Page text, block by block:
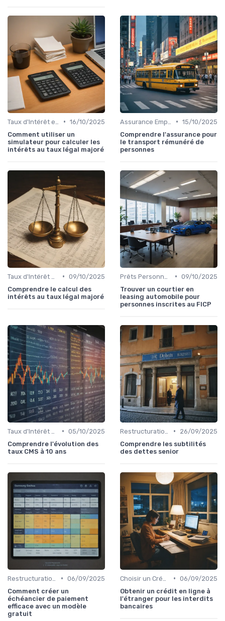
• 16/10/2025
Comment utiliser un
simulateur pour calculer les
intérêts au taux légal majoré
• 15/10/2025
Comprendre l'assurance pour
le transport rémunéré de
personnes
• 09/10/2025
Comprendre le calcul des
intérêts au taux légal majoré
• 09/10/2025
Trouver un courtier en
leasing automobile pour
personnes inscrites au FICP
• 05/10/2025
Comprendre l'évolution des
taux CMS à 10 ans
•
26/09/2025
Comprendre les subtilités
des dettes senior
• 06/09/2025
Comment créer un
échéancier de paiement
efficace avec un modèle
gratuit
• 06/09/2025
Obtenir un crédit en ligne à
l'étranger pour les interdits
bancaires